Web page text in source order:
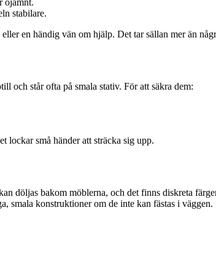
ojämnt.
stabilare.
en händig vän om hjälp. Det tar sällan mer än
och står ofta på smala stativ. För att säkra dem:
lockar små händer att sträcka sig upp.
döljas bakom möblerna, och det finns diskreta
smala konstruktioner om de inte kan fästas i väggen.